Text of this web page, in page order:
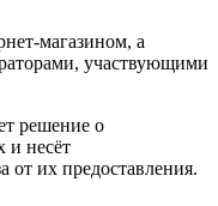
магазином, а
участвующими
решение о
и несёт
от их предоставления.